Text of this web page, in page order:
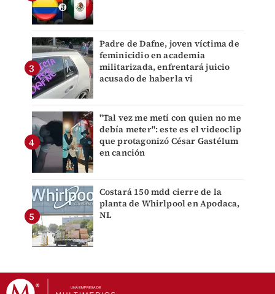
Padre de Dafne, joven víctima de
feminicidio en academia
militarizada, enfrentará juicio
acusado de haberla vi
"Tal vez me metí con quien no me
debía meter": este es el videoclip
que protagonizó César Gastélum
en canción
Costará 150 mdd cierre de la
planta de Whirlpool en Apodaca,
NL